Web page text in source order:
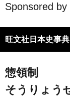
Sponsored by
旺文社日本史事
惣領制
そうりょう